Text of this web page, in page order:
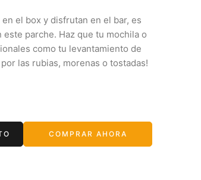
el box y disfrutan en el bar, es
parche. Haz que tu mochila o
como tu levantamiento de
las rubias, morenas o tostadas!
COMPRAR AHORA